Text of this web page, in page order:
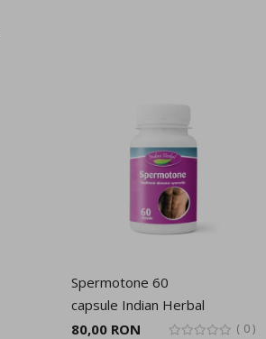
Spermotone 60
capsule Indian Herbal
0
80,00 RON